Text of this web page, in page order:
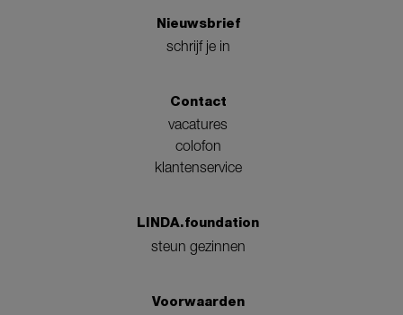
Nieuwsbrief
schrijf je in
Contact
vacatures
colofon
klantenservice
LINDA.foundation
steun gezinnen
Voorwaarden